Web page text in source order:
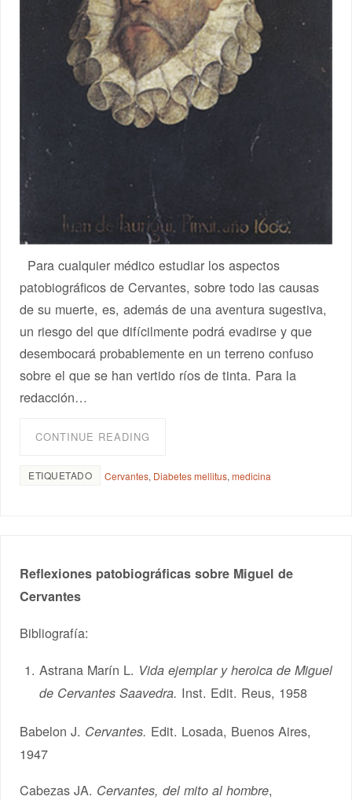
Para cualquier médico estudiar los aspectos
patobiográficos de Cervantes, sobre todo las causas
de su muerte, es, además de una aventura sugestiva,
un riesgo del que difícilmente podrá evadirse y que
desembocará probablemente en un terreno confuso
sobre el que se han vertido ríos de tinta. Para la
redacción…
CONTINUE READING
ETIQUETADO Cervantes, Diabetes mellitus,medicina
Reflexiones patobiográficas sobre Miguel de
Cervantes
Bibliografía:
Astrana Marín L. Vida ejemplar y heroica de Miguel
de Cervantes Saavedra. Inst. Edit. Reus, 1958
Babelon J. Cervantes. Edit. Losada, Buenos Aires,
1947
Cabezas JA. Cervantes, del mito al hombre,